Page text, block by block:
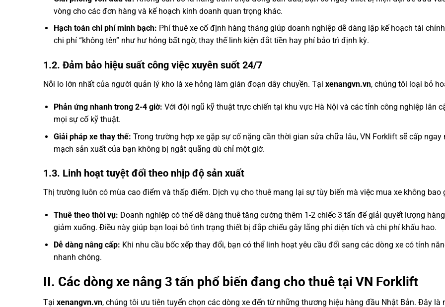
vòng cho các đơn hàng và kế hoạch kinh doanh quan trọng khác.
Hạch toán chi phí minh bạch: Phí thuê xe cố định hàng tháng giúp doanh nghiệp dễ dàng lập kế hoạch tài
chi phí “không tên” như hư hỏng bất ngờ, thay thế linh kiện đắt tiền hay phí bảo trì định kỳ.
1.2. Đảm bảo hiệu suất công việc xuyên suốt 24/7
Nỗi lo lớn nhất của người quản lý kho là xe hỏng làm gián đoạn dây chuyền. Tại xenangvn.vn, chúng tôi loại bỏ
Phản ứng nhanh trong 2-4 giờ: Với đội ngũ kỹ thuật trực chiến tại khu vực Hà Nội và các tỉnh công nghiệp lân
mọi sự cố kỹ thuật.
Giải pháp xe thay thế: Trong trường hợp xe gặp sự cố nặng cần thời gian sửa chữa lâu, VN Forklift sẽ cấp
mạch sản xuất của bạn không bị ngắt quãng dù chỉ một giờ.
1.3. Linh hoạt tuyệt đối theo nhịp độ sản xuất
Thị trường luôn có mùa cao điểm và thấp điểm. Dịch vụ cho thuê mang lại sự tùy biến mà việc mua xe không bao
Thuê theo thời vụ: Doanh nghiệp có thể dễ dàng thuê tăng cường thêm 1-2 chiếc 3 tấn để giải quyết lượng
giảm xuống. Điều này giúp bạn loại bỏ tình trạng thiết bị đắp chiếu gây lãng phí diện tích và chi phí khấu hao.
Dễ dàng nâng cấp: Khi nhu cầu bốc xếp thay đổi, bạn có thể linh hoạt yêu cầu đổi sang các dòng xe có tính
nhanh chóng.
II. Các dòng xe nâng 3 tấn phổ biến đang cho thuê tại VN Forklift
Tại xenangvn.vn, chúng tôi ưu tiên tuyển chọn các dòng xe đến từ những thương hiệu hàng đầu Nhật Bản. Đây là